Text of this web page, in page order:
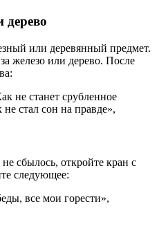
дерево
или деревянный предмет.
железо или дерево. После
не станет срубленное
не стал сон на правде»,
сбылось, откройте кран с
следующее:
все мои горести»,